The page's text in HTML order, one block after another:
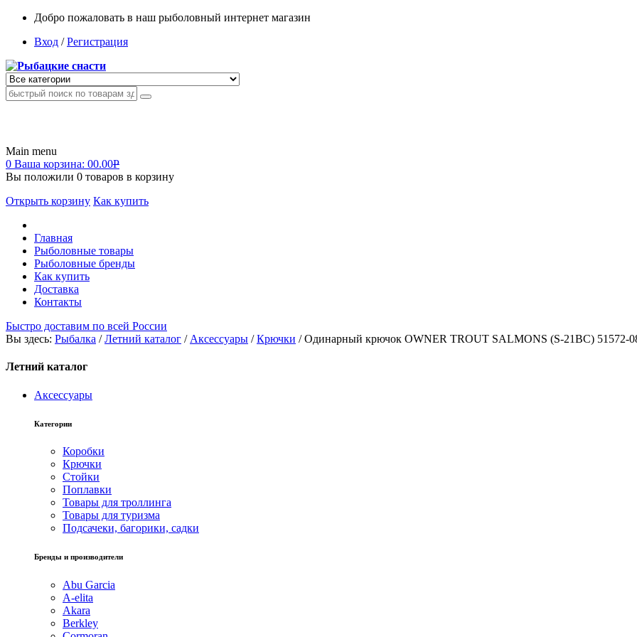
Добро пожаловать в наш рыболовный интернет магазин
Вход /Регистрация
Main menu
0 Ваша корзина: 00.00Р
Вы положили 0 товаров в корзину
Открыть корзину Как купить
Главная
Рыболовные товары
Рыболовные бренды
Как купить
Доставка
Контакты
Быстро доставим по всей России
Вы здесь: Рыбалка /Летний каталог / Аксессуары /Крючки /Одинарный крючок OWNER TROUT SALMONS (S-21BC) 51572-
Летний каталог
Аксессуары
Категории
Коробки
Крючки
Стойки
Поплавки
Товары для троллинга
Товары для туризма
Подсачеки, багорики, садки
Бренды и производители
Abu Garcia
A-elita
Akara
Berkley